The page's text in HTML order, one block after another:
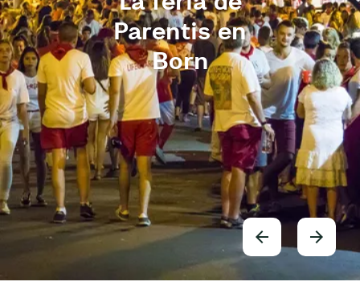
Parentis en
Born